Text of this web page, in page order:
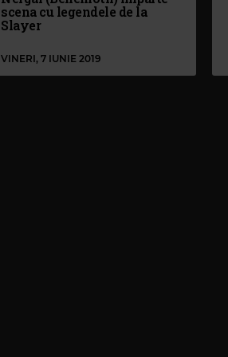
scena cu legendele de la
Slayer
VINERI, 7 IUNIE 2019